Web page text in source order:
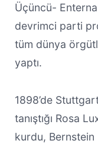
Üçüncü-
devrimci parti
tüm dünya
yaptı.
1898’de
tanıştığı Rosa
kurdu, Bernstein